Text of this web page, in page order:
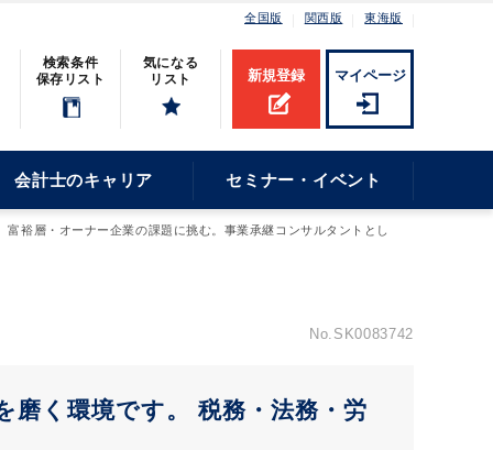
全国版 関西版 東海版
検索条件
保存リスト
気になる
リスト
新規登録 マイページ
会計士のキャリア セミナー・イベント
富裕層・オーナー企業の課題に挑む。事業承継コンサルタントとし
No.SK0083742
磨く環境です。 税務・法務・労